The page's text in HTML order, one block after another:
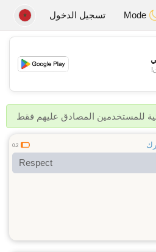
Marocتسجيل الدخول
💖
💕
للمستخدمين المصادق عليهم فقط
0.2
Respect